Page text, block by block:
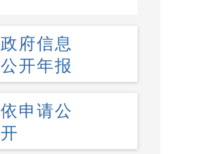
政府信息
公开年报
依申请公
开